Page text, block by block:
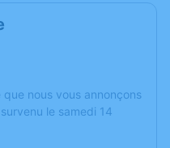
nous vous annonçons
le samedi 14